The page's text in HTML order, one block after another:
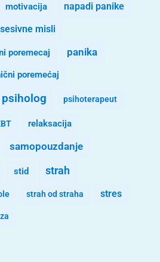
motivacija napadi panike
misli
poremecaj panika
poremećaj
psiholog psihoterapeut
relaksacija
samopouzdanje
stid strah
strah od straha stres